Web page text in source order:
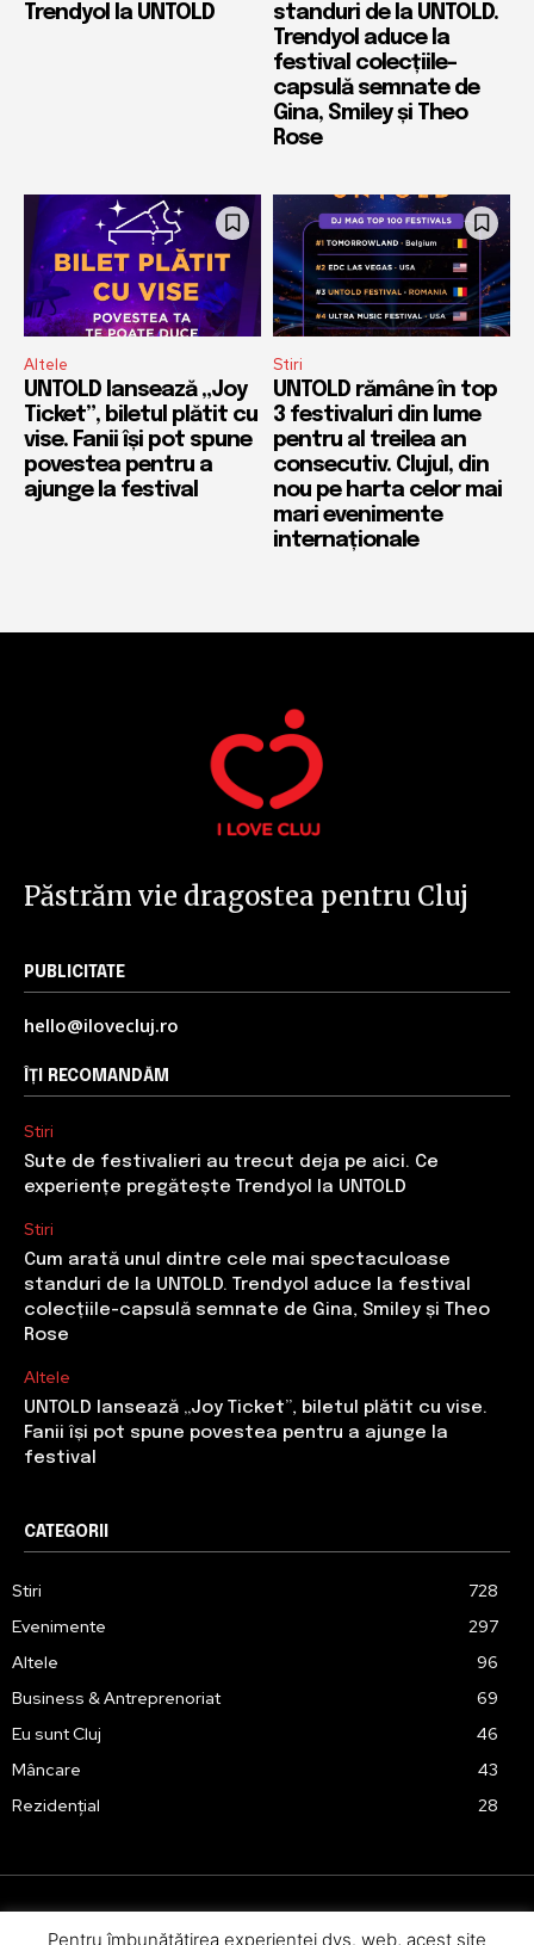
Trendyol la UNTOLD
standuri de la UNTOLD.
Trendyol aduce la
festival colecțiile-
capsulă semnate de
Gina, Smiley și Theo
Rose
Altele
UNTOLD lansează „Joy
Ticket”, biletul plătit cu
vise. Fanii își pot spune
povestea pentru a
ajunge la festival
Stiri
UNTOLD rămâne în top
3 festivaluri din lume
pentru al treilea an
consecutiv. Clujul, din
nou pe harta celor mai
mari evenimente
internaționale
Păstrăm vie dragostea pentru Cluj
PUBLICITATE
hello@ilovecluj.ro
ÎȚI RECOMANDĂM
Stiri
Sute de festivalieri au trecut deja pe aici. Ce
experiențe pregătește Trendyol la UNTOLD
Stiri
Cum arată unul dintre cele mai spectaculoase
standuri de la UNTOLD. Trendyol aduce la festival
colecțiile-capsulă semnate de Gina, Smiley și Theo
Rose
Altele
UNTOLD lansează „Joy Ticket”, biletul plătit cu vise.
Fanii își pot spune povestea pentru a ajunge la
festival
CATEGORII
Stiri
728
Evenimente
297
Altele
96
Business & Antreprenoriat
69
Eu sunt Cluj
46
Mâncare
43
Rezidențial
28
Pentru îmbunătăţirea experienţei dvs. web, acest site